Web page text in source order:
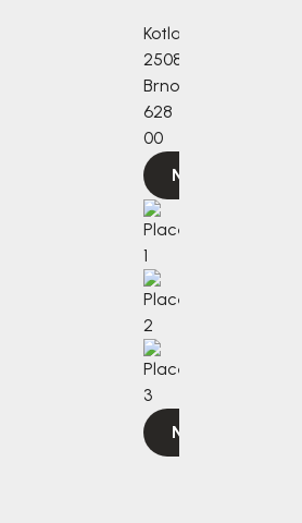
Kotlanova
2508/3a,
Brno,
628
00
Navigovat
Navigovat